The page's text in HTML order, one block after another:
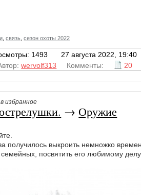
,связь ,сезон охоты 2022
1493
27 августа 2022, 19:40
wervolf313 Комменты: 20
избранное
→ Оружие
получилось выкроить немножко
посвятить его любимому